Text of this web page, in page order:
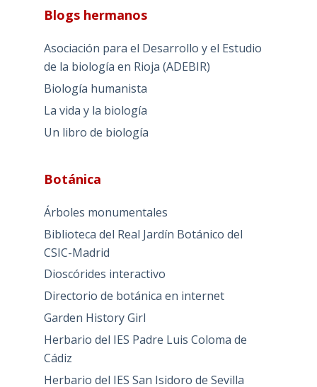
españolas de HIstoria Natural
Esos Pequeños Bichitos
La Selección Natural
de la biología en Rioja (ADEBIR)
Biología humanista
La vida y la biología
Botánica